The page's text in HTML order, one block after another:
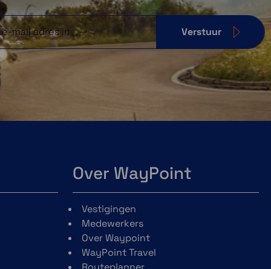
Verstuur
Over WayPoint
Vestigingen
Medewerkers
Over Waypoint
WayPoint Travel